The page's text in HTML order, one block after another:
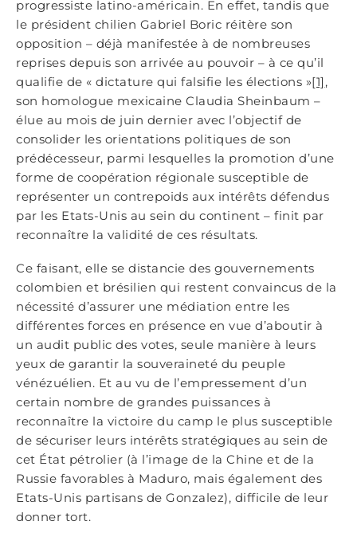
progressiste latino-américain. En effet, tandis que
le président chilien Gabriel Boric réitère son
opposition – déjà manifestée à de nombreuses
reprises depuis son arrivée au pouvoir – à ce qu’il
qualifie de « dictature qui falsifie les élections »[1] ,
son homologue mexicaine Claudia Sheinbaum –
élue au mois de juin dernier avec l’objectif de
consolider les orientations politiques de son
prédécesseur, parmi lesquelles la promotion d’une
forme de coopération régionale susceptible de
représenter un contrepoids aux intérêts défendus
par les Etats-Unis au sein du continent – finit par
reconnaître la validité de ces résultats.
Ce faisant, elle se distancie des gouvernements
colombien et brésilien qui restent convaincus de la
nécessité d’assurer une médiation entre les
différentes forces en présence en vue d’aboutir à
un audit public des votes, seule manière à leurs
yeux de garantir la souveraineté du peuple
vénézuélien. Et au vu de l’empressement d’un
certain nombre de grandes puissances à
reconnaître la victoire du camp le plus susceptible
de sécuriser leurs intérêts stratégiques au sein de
cet État pétrolier (à l’image de la Chine et de la
Russie favorables à Maduro, mais également des
Etats-Unis partisans de Gonzalez), difficile de leur
donner tort.